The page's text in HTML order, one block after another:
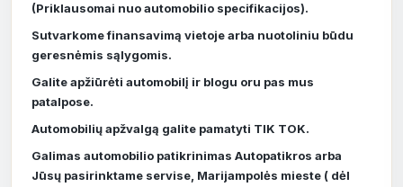
(Priklausomai nuo automobilio specifikacijos).
Sutvarkome finansavimą vietoje arba nuotoliniu būdu
geresnėmis sąlygomis.
Galite apžiūrėti automobilį ir blogu oru pas mus
patalpose.
Automobilių apžvalgą galite pamatyti TIK TOK.
Galimas automobilio patikrinimas Autopatikros arba
Jūsų pasirinktame servise, Marijampolės mieste ( dėl